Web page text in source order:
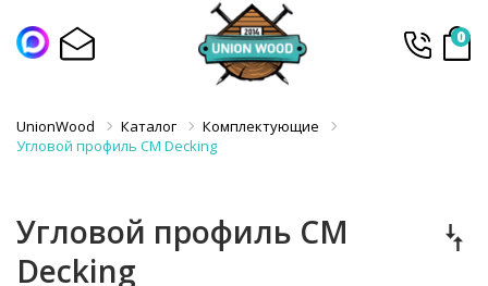
0
UnionWood Каталог
Комплектующие
Угловой профиль CM Decking
Угловой профиль CM
Decking